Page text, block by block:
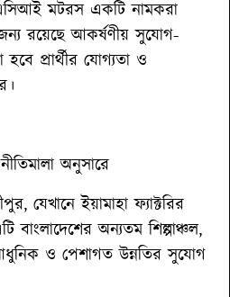
মটরস একটি নামকরা
জন্য রয়েছে আকর্ষণীয় সুযোগ-
প্রার্থীর যোগ্যতা ও
অনুসারে
যেখানে ইয়ামাহা ফ্যাক্টরির
বাংলাদেশের অন্যতম শিল্পাঞ্চল,
ও পেশাগত উন্নতির সুযোগ